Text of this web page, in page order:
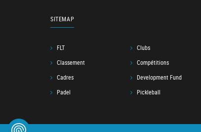
SITEMAP
FLT
Clubs
Classement
Compétitions
Cadres
Development Fund
Padel
Pickleball